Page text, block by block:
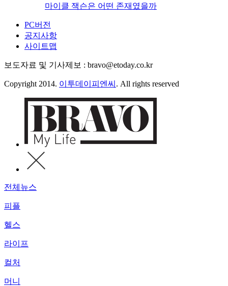
마이클 잭슨은 어떤 존재였을까
PC버전
공지사항
사이트맵
보도자료 및 기사제보 : bravo@etoday.co.kr
Copyright 2014. 이투데이피엔씨 . All rights reserved
전체뉴스
피플
헬스
라이프
컬처
머니